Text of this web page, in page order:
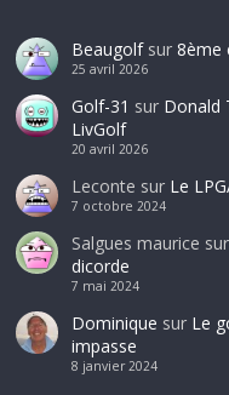
Beaugolfsur 8ème
25 avril 2026
Golf-31 sur Donald
LivGolf
20 avril 2026
Leconte sur Le
7 octobre 2024
Salgues maurice sur
dicorde
7 mai 2024
Dominique sur Le
impasse
8 janvier 2024